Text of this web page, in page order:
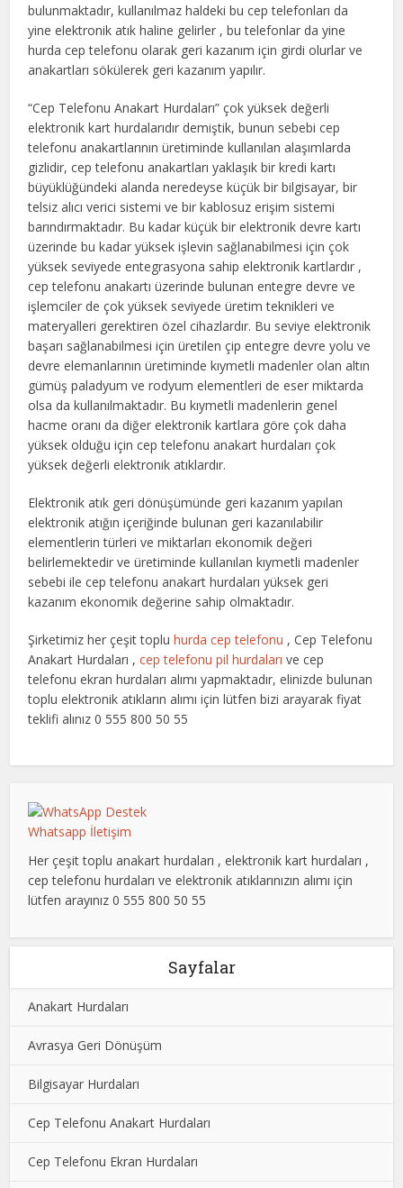
bulunmaktadır, kullanılmaz haldeki bu cep telefonları da
yine elektronik atık haline gelirler , bu telefonlar da yine
hurda cep telefonu olarak geri kazanım için girdi olurlar ve
anakartları sökülerek geri kazanım yapılır.
“Cep Telefonu Anakart Hurdaları” çok yüksek değerli
elektronik kart hurdalarıdır demiştik, bunun sebebi cep
telefonu anakartlarının üretiminde kullanılan alaşımlarda
gizlidir, cep telefonu anakartları yaklaşık bir kredi kartı
büyüklüğündeki alanda neredeyse küçük bir bilgisayar, bir
telsiz alıcı verici sistemi ve bir kablosuz erişim sistemi
barındırmaktadır. Bu kadar küçük bir elektronik devre kartı
üzerinde bu kadar yüksek işlevin sağlanabilmesi için çok
yüksek seviyede entegrasyona sahip elektronik kartlardır ,
cep telefonu anakartı üzerinde bulunan entegre devre ve
işlemciler de çok yüksek seviyede üretim teknikleri ve
materyalleri gerektiren özel cihazlardır. Bu seviye elektronik
başarı sağlanabilmesi için üretilen çip entegre devre yolu ve
devre elemanlarının üretiminde kıymetli madenler olan altın
gümüş paladyum ve rodyum elementleri de eser miktarda
olsa da kullanılmaktadır. Bu kıymetli madenlerin genel
hacme oranı da diğer elektronik kartlara göre çok daha
yüksek olduğu için cep telefonu anakart hurdaları çok
yüksek değerli elektronik atıklardır.
Elektronik atık geri dönüşümünde geri kazanım yapılan
elektronik atığın içeriğinde bulunan geri kazanılabilir
elementlerin türleri ve miktarları ekonomik değeri
belirlemektedir ve üretiminde kullanılan kıymetli madenler
sebebi ile cep telefonu anakart hurdaları yüksek geri
kazanım ekonomik değerine sahip olmaktadır.
Şirketimiz her çeşit topluhurda cep telefonu , Cep Telefonu
Anakart Hurdaları ,cep telefonu pil hurdaları ve cep
telefonu ekran hurdaları alımı yapmaktadır, elinizde bulunan
toplu elektronik atıkların alımı için lütfen bizi arayarak fiyat
teklifi alınız 0 555 800 50 55
Whatsapp İletişim
Her çeşit toplu anakart hurdaları , elektronik kart hurdaları ,
cep telefonu hurdaları ve elektronik atıklarınızın alımı için
lütfen arayınız 0 555 800 50 55
Sayfalar
Anakart Hurdaları
Avrasya Geri Dönüşüm
Bilgisayar Hurdaları
Cep Telefonu Anakart Hurdaları
Cep Telefonu Ekran Hurdaları